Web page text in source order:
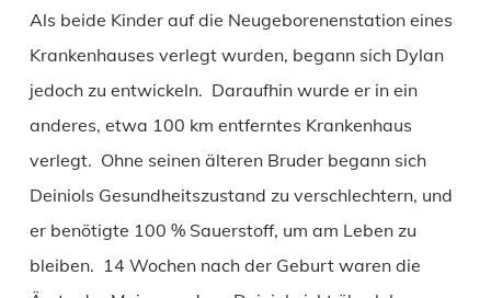
Als beide Kinder auf die Neugeborenenstation eines
Krankenhauses verlegt wurden, begann sich Dylan
jedoch zu entwickeln. Daraufhin wurde er in ein
anderes, etwa 100 km entferntes Krankenhaus
verlegt. Ohne seinen älteren Bruder begann sich
Deiniols Gesundheitszustand zu verschlechtern, und
er benötigte 100 % Sauerstoff, um am Leben zu
bleiben. 14 Wochen nach der Geburt waren die